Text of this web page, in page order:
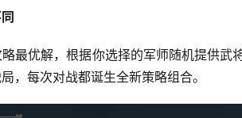
最优解，根据你选择的军师随机提供武
，每次对战都诞生全新策略组合。